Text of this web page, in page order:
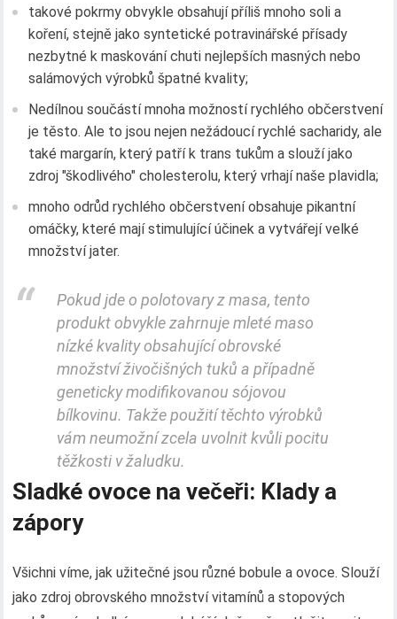
takové pokrmy obvykle obsahují příliš mnoho soli a
koření, stejně jako syntetické potravinářské přísady
nezbytné k maskování chuti nejlepších masných nebo
salámových výrobků špatné kvality;
Nedílnou součástí mnoha možností rychlého občerstvení
je těsto. Ale to jsou nejen nežádoucí rychlé sacharidy, ale
také margarín, který patří k trans tukům a slouží jako
zdroj "škodlivého" cholesterolu, který vrhají naše plavidla;
mnoho odrůd rychlého občerstvení obsahuje pikantní
omáčky, které mají stimulující účinek a vytvářejí velké
množství jater.
Pokud jde o polotovary z masa, tento
produkt obvykle zahrnuje mleté ​​maso
nízké kvality obsahující obrovské
množství živočišných tuků a případně
geneticky modifikovanou sójovou
bílkovinu. Takže použití těchto výrobků
vám neumožní zcela uvolnit kvůli pocitu
těžkosti v žaludku.
Sladké ovoce na večeři: Klady a
zápory
Všichni víme, jak užitečné jsou různé bobule a ovoce. Slouží
jako zdroj obrovského množství vitamínů a stopových